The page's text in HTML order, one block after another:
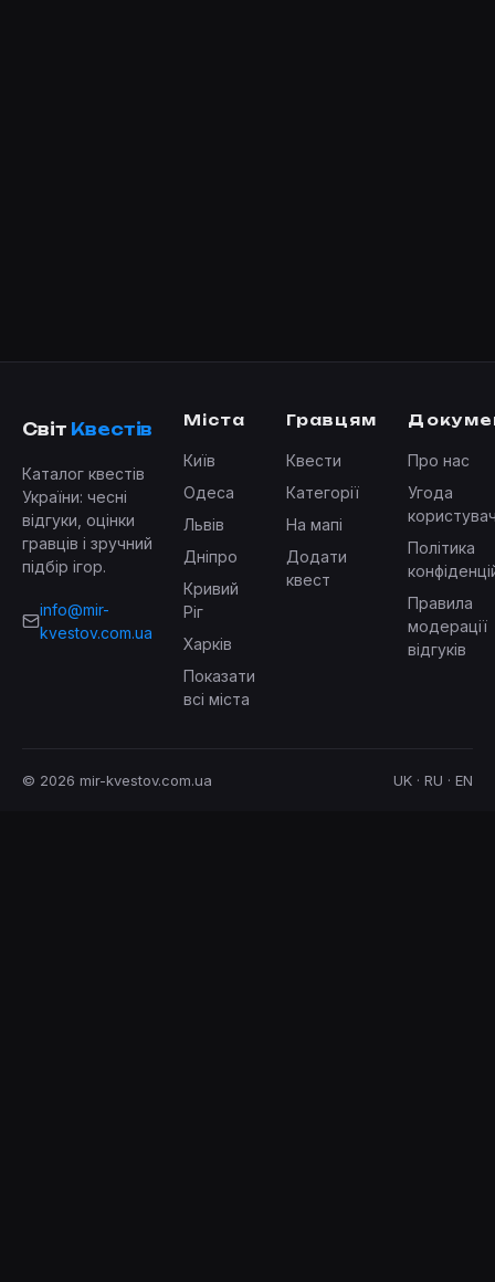
Світ Квестів
Каталог квестів
України: чесні
відгуки, оцінки
гравців і зручний
підбір ігор.
info@mir-
kvestov.com.ua
Міста
Київ
Одеса
Львів
Дніпро
Кривий
Ріг
Харків
Показати
всі міста
Гравцям
Квести
Категорії
На мапі
Додати
квест
Про нас
Угода
Політика
Правила
модерації
відгуків
© 2026 mir-kvestov.com.ua UK · RU · EN